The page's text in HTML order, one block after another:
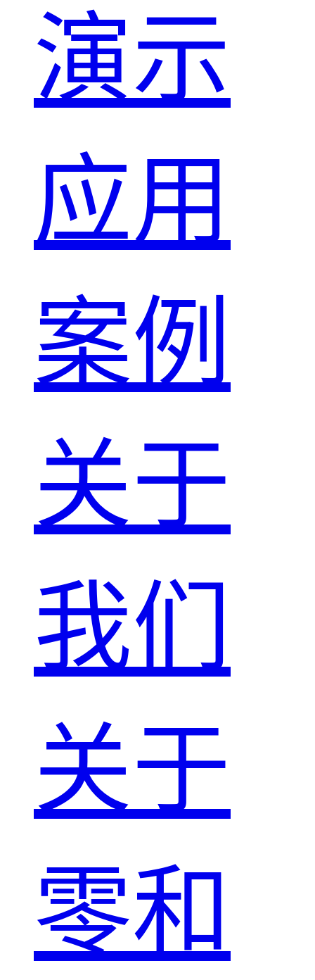
演示
应用
案例
关于
我们
关于
零和